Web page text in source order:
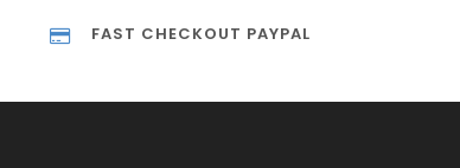
FAST CHECKOUT PAYPAL